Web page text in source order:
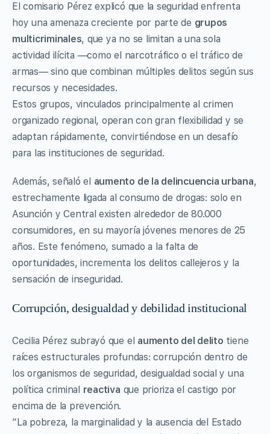
El comisario Pérez explicó que la seguridad enfrenta
hoy una amenaza creciente por parte de grupos
multicriminales, que ya no se limitan a una sola
actividad ilícita —como el narcotráfico o el tráfico de
armas— sino que combinan múltiples delitos según sus
recursos y necesidades.
Estos grupos, vinculados principalmente al crimen
organizado regional, operan con gran flexibilidad y se
adaptan rápidamente, convirtiéndose en un desafío
para las instituciones de seguridad.
Además, señaló el aumento de la delincuencia urbana,
estrechamente ligada al consumo de drogas: solo en
Asunción y Central existen alrededor de 80.000
consumidores, en su mayoría jóvenes menores de 25
años. Este fenómeno, sumado a la falta de
oportunidades, incrementa los delitos callejeros y la
sensación de inseguridad.
Corrupción, desigualdad y debilidad institucional
Cecilia Pérez subrayó que el aumento del delito tiene
raíces estructurales profundas: corrupción dentro de
los organismos de seguridad, desigualdad social y una
política criminal reactiva que prioriza el castigo por
encima de la prevención.
“La pobreza, la marginalidad y la ausencia del Estado